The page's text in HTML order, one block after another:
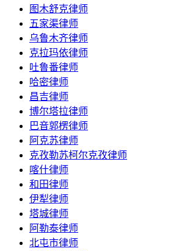
图木舒克律师
五家渠律师
乌鲁木齐律师
克拉玛依律师
吐鲁番律师
哈密律师
昌吉律师
博尔塔拉律师
巴音郭楞律师
阿克苏律师
克孜勒苏柯尔克孜律师
喀什律师
和田律师
伊犁律师
塔城律师
阿勒泰律师
北屯市律师